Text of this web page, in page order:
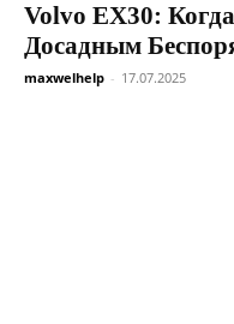
Volvo EX30:
Досадным
maxwelhelp - 17.07.2025